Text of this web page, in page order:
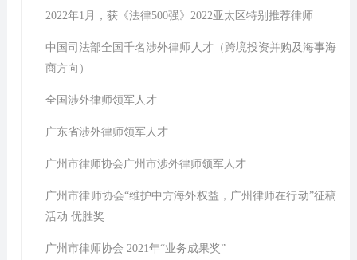
2022年1月，获《法律500强》2022亚太区特别推荐律师
中国司法部全国千名涉外律师人才（跨境投资并购及海事海
商方向）
全国涉外律师领军人才
广东省涉外律师领军人才
广州市律师协会广州市涉外律师领军人才
广州市律师协会“维护中方海外权益，广州律师在行动”征稿
活动 优胜奖
广州市律师协会 2021年“业务成果奖”